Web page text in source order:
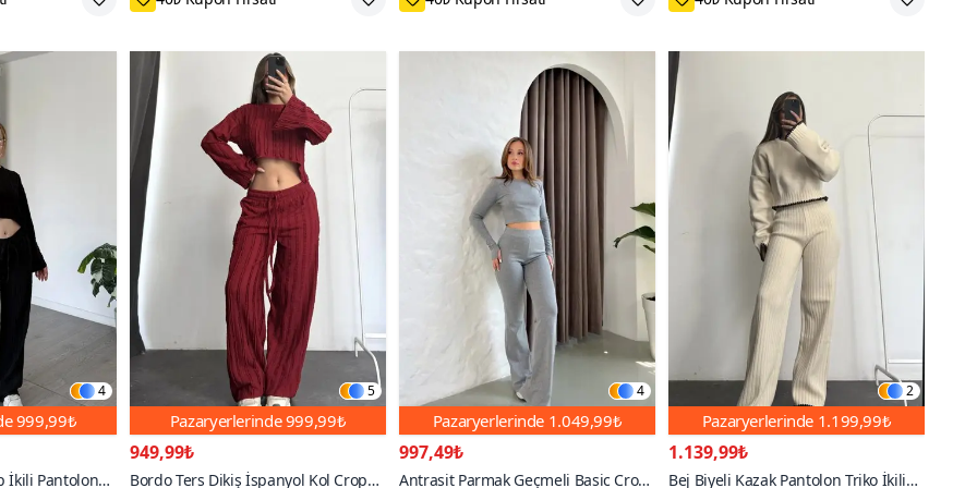
4
999,99₺
İkili Pantolon
5
Pazaryerlerinde999,99₺
949,99₺
Bordo Ters Dikiş İspanyol Kol Crop
4
Pazaryerlerinde 1.049,99₺
997,49₺
Antrasit Parmak Geçmeli Basic Crop
2
Pazaryerlerinde 1.199,99₺
1.139,99₺
Bej Biyeli Kazak Pantolon Triko İkili